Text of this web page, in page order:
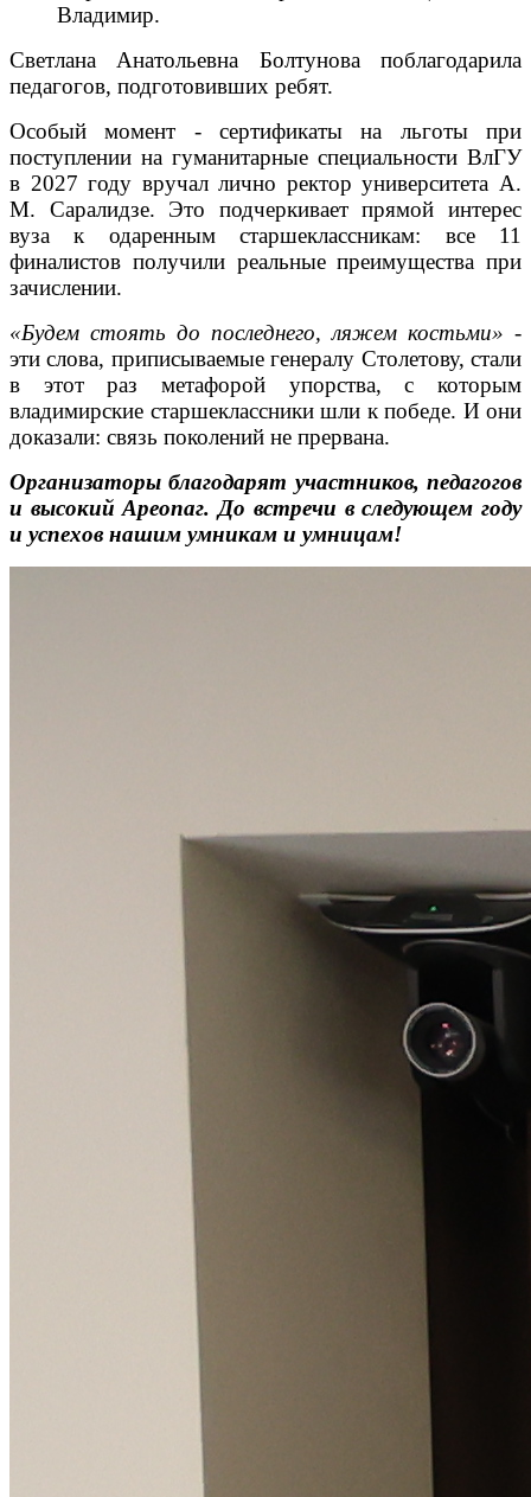
Владимир.
Светлана Анатольевна Болтунова поблагодарила
педагогов, подготовивших ребят.
Особый момент - сертификаты на льготы при
поступлении на гуманитарные специальности ВлГУ
в 2027 году вручал лично ректор университета А.
М. Саралидзе. Это подчеркивает прямой интерес
вуза к одаренным старшеклассникам: все 11
финалистов получили реальные преимущества при
зачислении.
«Будем стоять до последнего, ляжем костьми» -
эти слова, приписываемые генералу Столетову, стали
в этот раз метафорой упорства, с которым
владимирские старшеклассники шли к победе. И они
доказали: связь поколений не прервана.
Организаторы благодарят участников, педагогов
и высокий Ареопаг. До встречи в следующем году
и успехов нашим умникам и умницам!